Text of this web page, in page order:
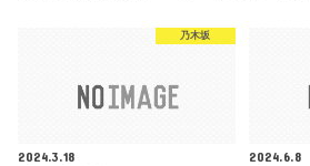
乃木坂
2024.3.18
2024.6.8